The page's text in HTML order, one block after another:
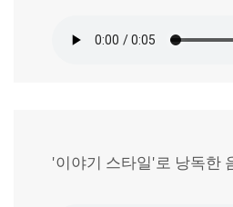
'이야기 스타일'로 낭독한